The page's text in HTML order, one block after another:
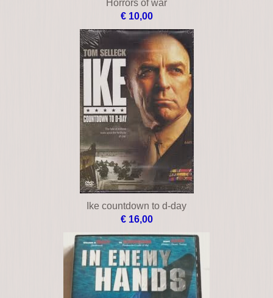
Horrors of war
€ 10,00
Ike countdown to d-day
€ 16,00